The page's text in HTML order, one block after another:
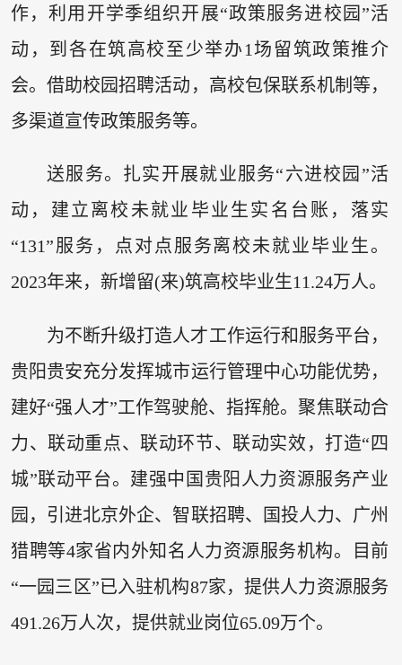
作，利用开学季组织开展“政策服务进校园”活
动，到各在筑高校至少举办1场留筑政策推介
会。借助校园招聘活动，高校包保联系机制等，
多渠道宣传政策服务等。
送服务。扎实开展就业服务“六进校园”活
动，建立离校未就业毕业生实名台账，落实
“131”服务，点对点服务离校未就业毕业生。
2023年来，新增留(来)筑高校毕业生11.24万人。
为不断升级打造人才工作运行和服务平台，
贵阳贵安充分发挥城市运行管理中心功能优势，
建好“强人才”工作驾驶舱、指挥舱。聚焦联动合
力、联动重点、联动环节、联动实效，打造“四
城”联动平台。建强中国贵阳人力资源服务产业
园，引进北京外企、智联招聘、国投人力、广州
猎聘等4家省内外知名人力资源服务机构。目前
“一园三区”已入驻机构87家，提供人力资源服务
491.26万人次，提供就业岗位65.09万个。